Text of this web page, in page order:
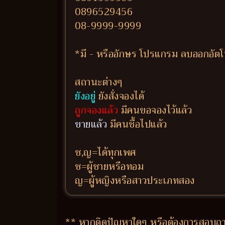
0896529456
08-9999-9999
*มี - หรืออักษร โปรแกรม ลบออกอัต
สถานะต่างๆ
ยังอยู่ ยังสั่งจองได้
ถูกจองแล้ว มีคนขอจองไว้แล้ว
ขายแล้ว มีคนซื้อไปแล้ว
ช,ญ=ได้ทุกเพศ
ช=ผู้ชายหรือทอม
ญ=ผู้หญิงหรือสาวประเภทสอง